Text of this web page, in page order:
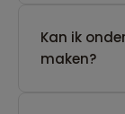
Kan ik
maken?